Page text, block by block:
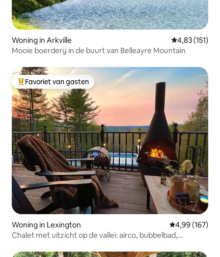
Woning in Arkville Gemiddelde
4,83 (151)
Mooie boerderij in de buurt van Belleayre Mountain
Topfavoriet van gasten
Favoriet van gasten
Woning in Lexington Gemiddelde
4,99 (167)
Chalet met uitzicht op de vallei: airco, bubbelbad,